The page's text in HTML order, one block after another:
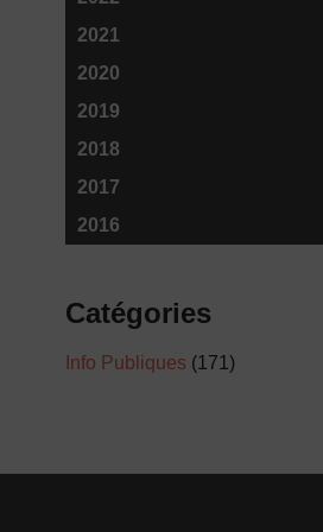
2021
2020
2019
2018
2017
2016
Catégories
Info Publiques (171)